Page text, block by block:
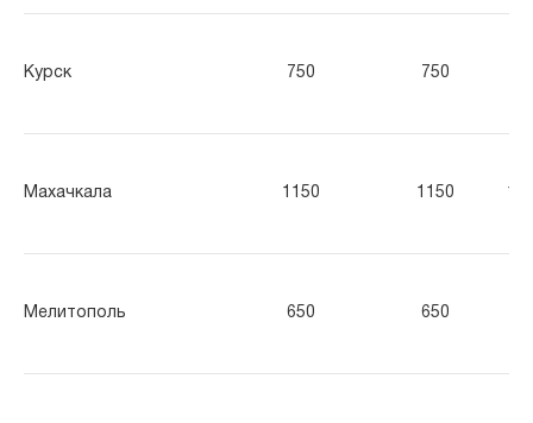
Курск 750 750
Махачкала 1150 1150
Мелитополь 650 650